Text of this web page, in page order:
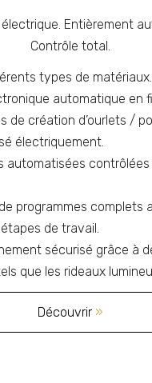
Entièrement
Contrôle total.
types de matériaux.
automatique en
de création d’ourlets /
électriquement.
automatisées
programmes complets
de travail.
sécurisé grâce à
que les rideaux
Découvrir »